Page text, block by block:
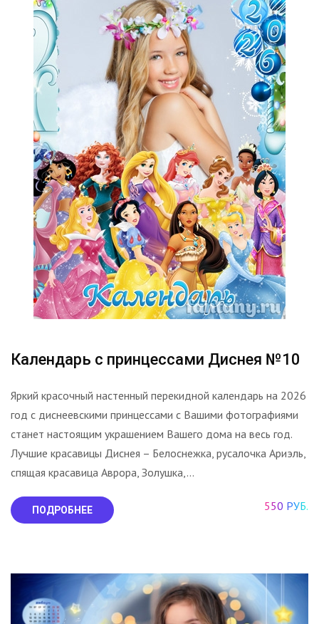
Календарь с принцессами Диснея №10
Яркий красочный настенный перекидной календарь на 2026
год с диснеевскими принцессами с Вашими фотографиями
станет настоящим украшением Вашего дома на весь год.
Лучшие красавицы Диснея – Белоснежка, русалочка Ариэль,
спящая красавица Аврора, Золушка,...
ПОДРОБНЕЕ 550 РУБ.